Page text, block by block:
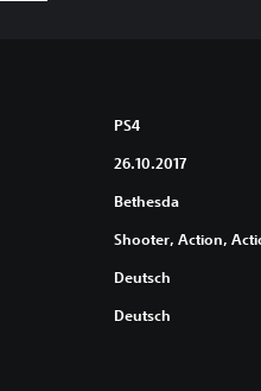
PS4
26.10.2017
Bethesda
Shooter, Action,
Deutsch
Deutsch